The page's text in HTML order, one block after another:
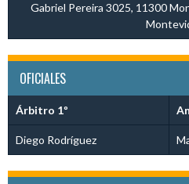
Gabriel Pereira 3025, 11300
OFICIALES
Árbitro 1º
Diego Rodríguez